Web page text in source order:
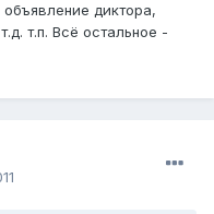
диктора,
т.п. Всё остальное -